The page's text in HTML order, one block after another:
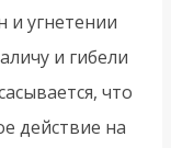
и угнетении
и гибели
что
действие на